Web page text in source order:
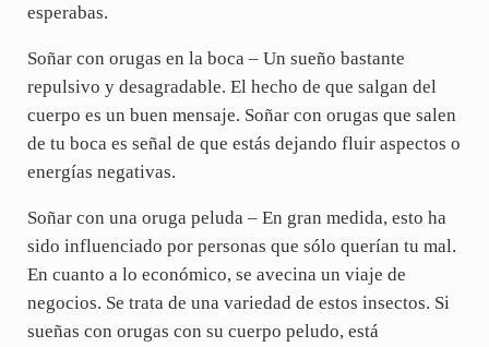
esperabas.
Soñar con orugas en la boca – Un sueño bastante
repulsivo y desagradable. El hecho de que salgan del
cuerpo es un buen mensaje. Soñar con orugas que salen
de tu boca es señal de que estás dejando fluir aspectos o
energías negativas.
Soñar con una oruga peluda – En gran medida, esto ha
sido influenciado por personas que sólo querían tu mal.
En cuanto a lo económico, se avecina un viaje de
negocios. Se trata de una variedad de estos insectos. Si
sueñas con orugas con su cuerpo peludo, está